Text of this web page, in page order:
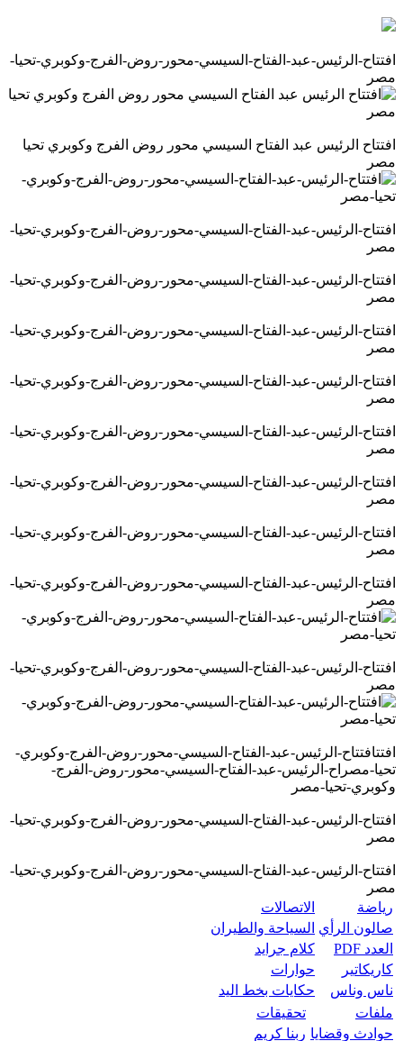
افتتاح-الرئيس-عبد-الفتاح-السيسي-محور-روض-الفرج-وكوبري-تحيا-
مصر
افتتاح الرئيس عبد الفتاح السيسي محور روض الفرج وكوبري تحيا
مصر
افتتاح-الرئيس-عبد-الفتاح-السيسي-محور-روض-الفرج-وكوبري-تحيا-
مصر
افتتاح-الرئيس-عبد-الفتاح-السيسي-محور-روض-الفرج-وكوبري-تحيا-
مصر
افتتاح-الرئيس-عبد-الفتاح-السيسي-محور-روض-الفرج-وكوبري-تحيا-
مصر
افتتاح-الرئيس-عبد-الفتاح-السيسي-محور-روض-الفرج-وكوبري-تحيا-
مصر
افتتاح-الرئيس-عبد-الفتاح-السيسي-محور-روض-الفرج-وكوبري-تحيا-
مصر
افتتاح-الرئيس-عبد-الفتاح-السيسي-محور-روض-الفرج-وكوبري-تحيا-
مصر
افتتاح-الرئيس-عبد-الفتاح-السيسي-محور-روض-الفرج-وكوبري-تحيا-
مصر
افتتاح-الرئيس-عبد-الفتاح-السيسي-محور-روض-الفرج-وكوبري-تحيا-
مصر
افتتاح-الرئيس-عبد-الفتاح-السيسي-محور-روض-الفرج-وكوبري-تحيا-
مصر
افتتافتتاح-الرئيس-عبد-الفتاح-السيسي-محور-روض-الفرج-وكوبري-
تحيا-مصراح-الرئيس-عبد-الفتاح-السيسي-محور-روض-الفرج-
وكوبري-تحيا-مصر
افتتاح-الرئيس-عبد-الفتاح-السيسي-محور-روض-الفرج-وكوبري-تحيا-
مصر
افتتاح-الرئيس-عبد-الفتاح-السيسي-محور-روض-الفرج-وكوبري-تحيا-
مصر
رياضة
الاتصالات
صالون الرأي السياحة والطيران
العدد PDF
كلام جرايد
كاريكاتير
حوارات
ناس وناس
حكايات بخط اليد
ملفات
تحقيقات
حوادث وقضايا ربنا كريم